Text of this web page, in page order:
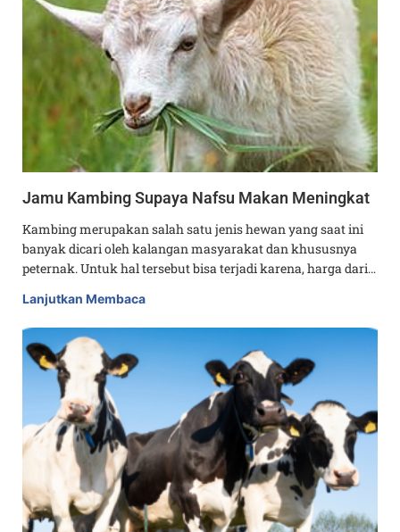
Jamu Kambing Supaya Nafsu Makan Meningkat
Kambing merupakan salah satu jenis hewan yang saat ini
banyak dicari oleh kalangan masyarakat dan khususnya
peternak. Untuk hal tersebut bisa terjadi karena, harga dari…
Lanjutkan Membaca